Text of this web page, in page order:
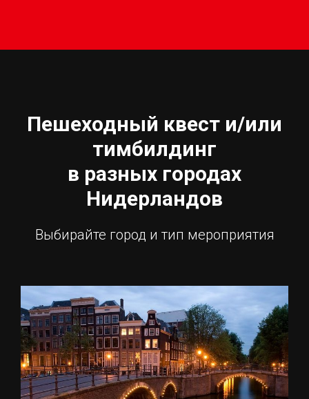
Пешеходный квест и/или
тимбилдинг
в разных городах
Нидерландов
Выбирайте город и тип мероприятия